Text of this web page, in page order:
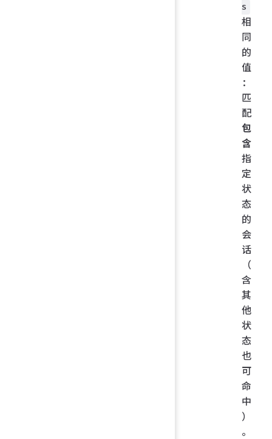
s
相
同
的
值
：
匹
配
包
含
指
定
状
态
的
会
话
（
含
其
他
状
态
也
可
命
中
）
。